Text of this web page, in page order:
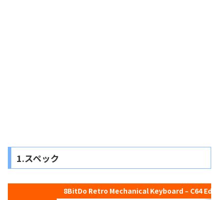
1.スペック
8BitDo Retro Mechanical Keyboard – C64